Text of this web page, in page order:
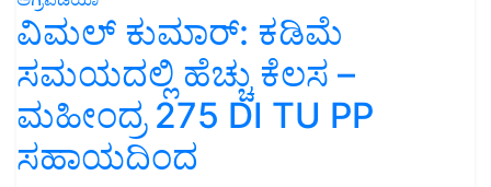
ವಿಮಲ್ ಕುಮಾರ್: ಕಡಿಮೆ
ಸಮಯದಲ್ಲಿ ಹೆಚ್ಚು ಕೆಲಸ –
ಮಹೀಂದ್ರ 275 DI TU PP
ಸಹಾಯದಿಂದ